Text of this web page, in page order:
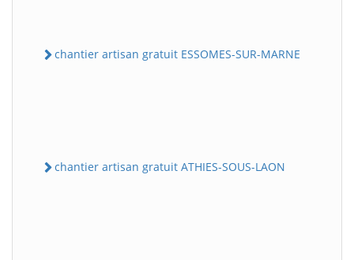
chantier artisan gratuit ESSOMES-SUR-MARNE
chantier artisan gratuit ATHIES-SOUS-LAON